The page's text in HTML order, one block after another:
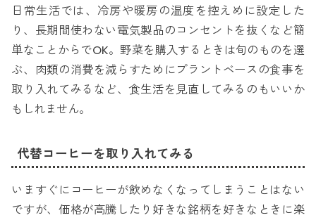
日常生活では、冷房や暖房の温度を控えめに設定した
り、長期間使わない電気製品のコンセントを抜くなど簡
単なことからでOK。野菜を購入するときは旬のものを選
ぶ、肉類の消費を減らすためにプラントベースの食事を
取り入れてみるなど、食生活を見直してみるのもいいか
もしれません。
代替コーヒーを取り入れてみる
いますぐにコーヒーが飲めなくなってしまうことはない
ですが、価格が高騰したり好きな銘柄を好きなときに楽